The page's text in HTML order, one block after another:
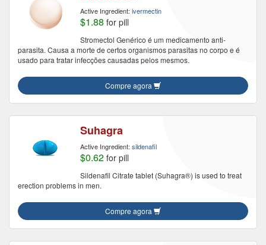
Active Ingredient: ivermectin
$1.88 for pill
Stromectol Genérico é um medicamento anti-
parasita. Causa a morte de certos organismos parasitas no corpo e é
usado para tratar infecções causadas pelos mesmos.
Compre agora
Suhagra
Active Ingredient: sildenafil
$0.62 for pill
Sildenafil Citrate tablet (Suhagra®) is used to treat
erection problems in men.
Compre agora